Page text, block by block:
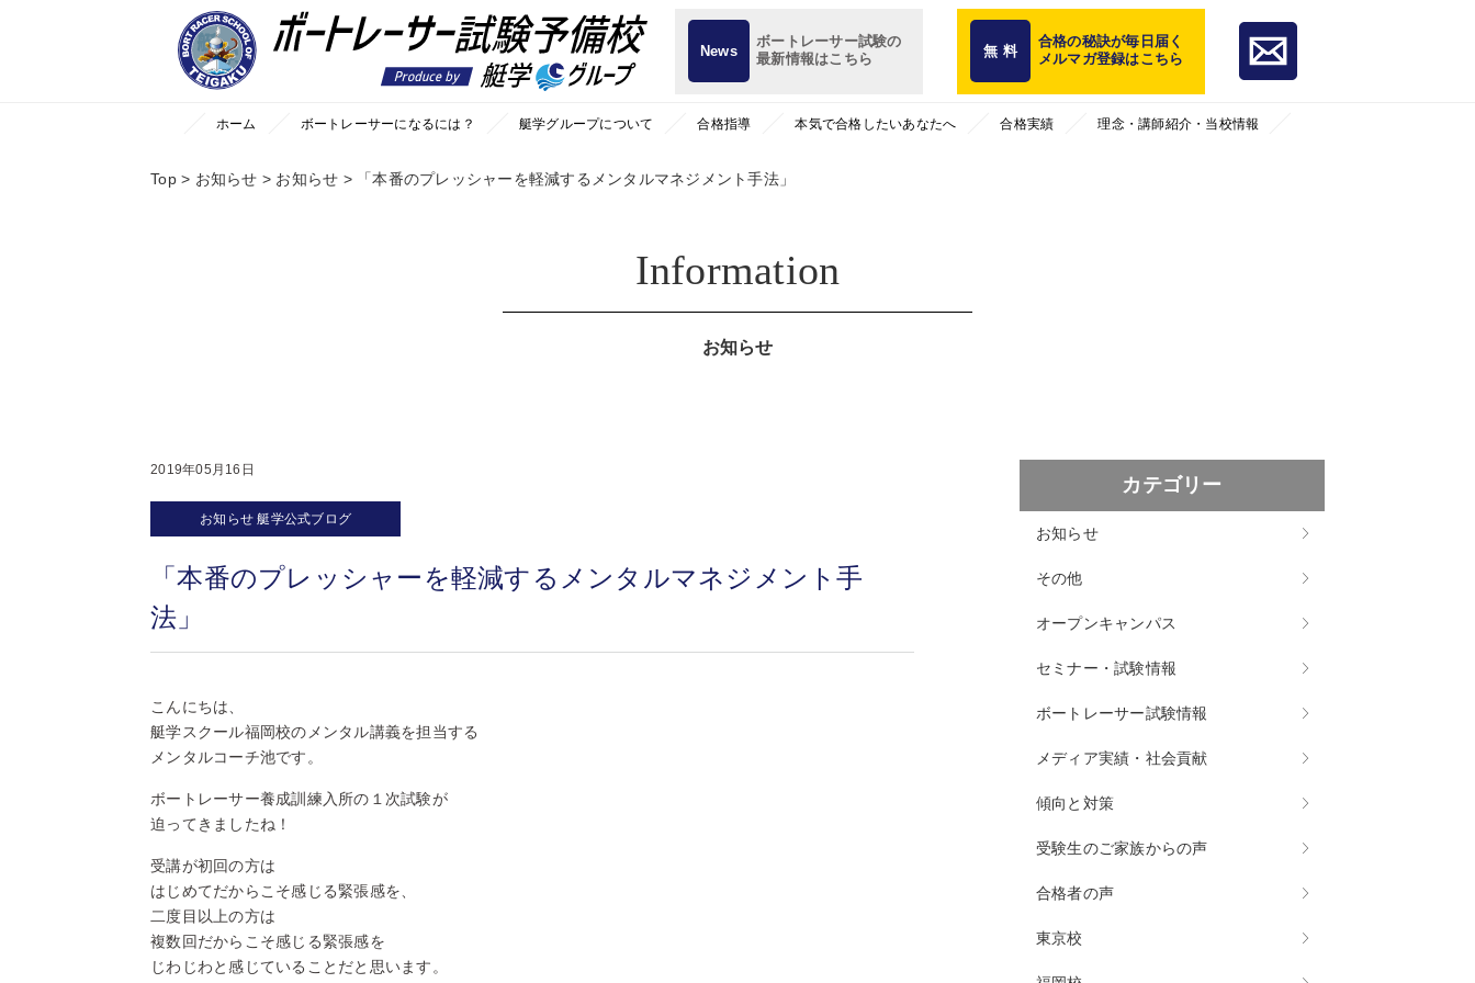
News
ボートレーサー試験の
最新情報はこちら
無 料
合格の秘訣が毎日届く
メルマガ登録はこちら
ホーム ボートレーサーになるには？ 艇学グループについて 合格指導 本気で合格したいあなたへ 合格実績 理念・講師紹介・当校情報
Top> お知らせ > お知らせ > 「本番のプレッシャーを軽減するメンタルマネジメント手法」
Information
お知らせ
2019年05月16日
お知らせ 艇学公式ブログ
「本番のプレッシャーを軽減するメンタルマネジメント手
法」
こんにちは、
艇学スクール福岡校のメンタル講義を担当する
メンタルコーチ池です。
ボートレーサー養成訓練入所の１次試験が
迫ってきましたね！
受講が初回の方は
はじめてだからこそ感じる緊張感を、
二度目以上の方は
複数回だからこそ感じる緊張感を
じわじわと感じていることだと思います。
カテゴリー
お知らせ
その他
オープンキャンパス
セミナー・試験情報
ボートレーサー試験情報
メディア実績・社会貢献
傾向と対策
受験生のご家族からの声
合格者の声
東京校